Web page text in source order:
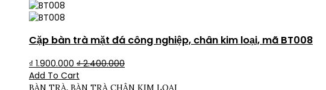
Cặp bàn trà mặt đá công nghiệp, chân kim loại, mã BT008
₫ 1.900.000 ₫2.400.000
Add To Cart
BÀN TRÀ, BÀN TRÀ CHÂN KIM LOẠI